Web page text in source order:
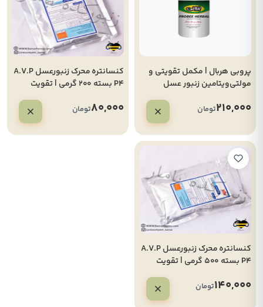
پروبی هربال | مکمل تقویتی و
مولتی‌ویتامین زنبور عسل
210,000تومان
کنسانتره محرک زنبورعسل A.V.P
P4 بسته 200 گرمی | تقویت
کلونی
80,000تومان
کنسانتره محرک زنبورعسل A.V.P
P4 بسته 500 گرمی | تقویت
کلونی
140,000تومان